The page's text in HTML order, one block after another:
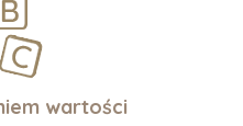
wartości